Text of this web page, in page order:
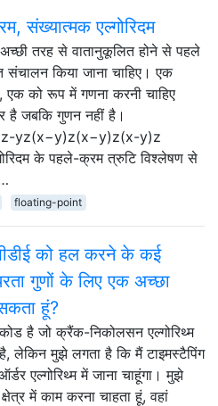
संख्यात्मक एल्गोरिदम
तरह से वातानुकूलित होने से पहले
संचालन किया जाना चाहिए। एक
को रूप में गणना करनी चाहिए
है जबकि गुणन नहीं है।
yz(x−y)z(x−y)z(x-y)z
के पहले-क्रम त्रुटि विश्लेषण से
floating-point
को हल करने के कई
गुणों के लिए एक अच्छा
हूं?
है जो क्रैंक-निकोलसन एल्गोरिथ्म
लेकिन मुझे लगता है कि मैं टाइमस्टैपिंग
एल्गोरिथ्म में जाना चाहूंगा। मुझे
में काम करना चाहता हूं, वहां